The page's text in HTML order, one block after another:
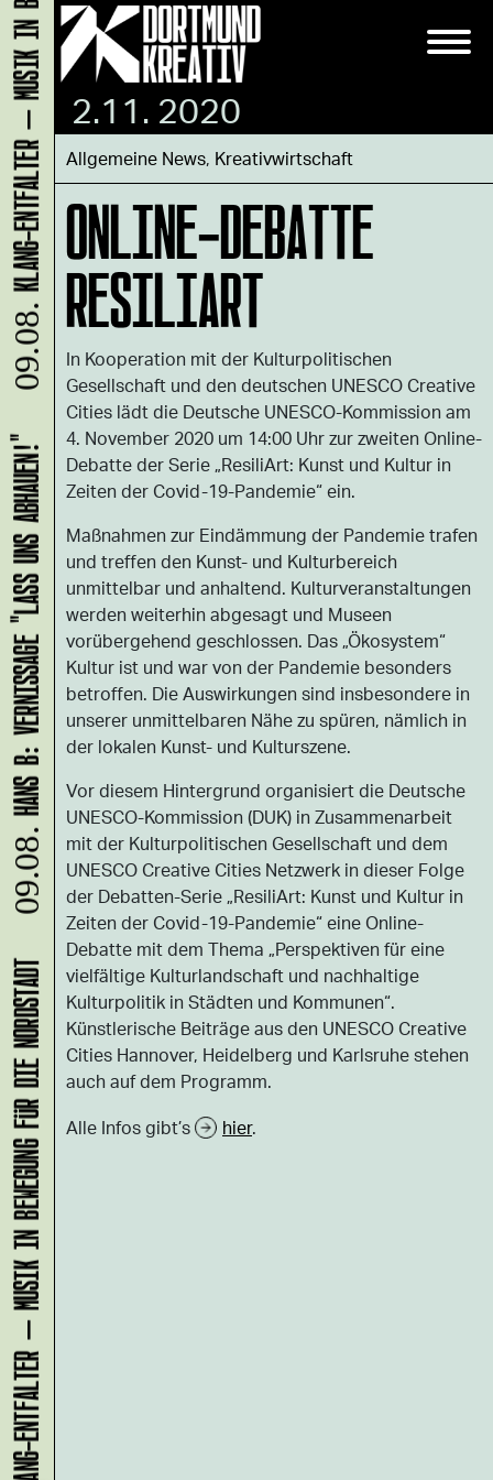
2.11. 2020
Allgemeine News, Kreativwirtschaft
ONLINE-DEBATTE
RESILIART
In Kooperation mit der Kulturpolitischen
Gesellschaft und den deutschen UNESCO Creative
Cities lädt die Deutsche UNESCO-Kommission am
4. November 2020 um 14:00 Uhr zur zweiten Online-
Debatte der Serie „ResiliArt: Kunst und Kultur in
Zeiten der Covid-19-Pandemie“ ein.
Maßnahmen zur Eindämmung der Pandemie trafen
und treffen den Kunst- und Kulturbereich
unmittelbar und anhaltend. Kulturveranstaltungen
werden weiterhin abgesagt und Museen
vorübergehend geschlossen. Das „Ökosystem“
Kultur ist und war von der Pandemie besonders
betroffen. Die Auswirkungen sind insbesondere in
unserer unmittelbaren Nähe zu spüren, nämlich in
der lokalen Kunst- und Kulturszene.
Vor diesem Hintergrund organisiert die Deutsche
UNESCO-Kommission (DUK) in Zusammenarbeit
mit der Kulturpolitischen Gesellschaft und dem
UNESCO Creative Cities Netzwerk in dieser Folge
der Debatten-Serie „ResiliArt: Kunst und Kultur in
Zeiten der Covid-19-Pandemie“ eine Online-
Debatte mit dem Thema „Perspektiven für eine
vielfältige Kulturlandschaft und nachhaltige
Kulturpolitik in Städten und Kommunen“.
Künstlerische Beiträge aus den UNESCO Creative
Cities Hannover, Heidelberg und Karlsruhe stehen
auch auf dem Programm.
Alle Infos gibt’s
hier.
KLANG-ENTFALTER – MUSIK IN BEWEGUNG FÜR DIE NORDSTADT
09.08.
HANS B: VERNISSAGE "LASS UNS ABHAUEN!"
09.08.